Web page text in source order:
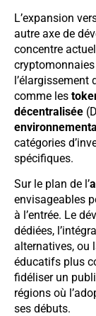
L’expansion
autre axe de
concentre
l’élargissement
comme les
décentralisée
catégories
spécifiques.
Sur le plan de l’
envisageables
à l’entrée. Le
dédiées,
alternatives, ou
éducatifs plus
fidéliser un
régions où
ses débuts.